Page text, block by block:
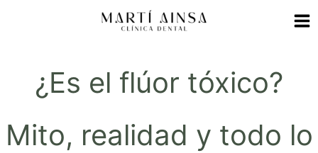
¿Es el flúor tóxico?
Mito, realidad y todo lo